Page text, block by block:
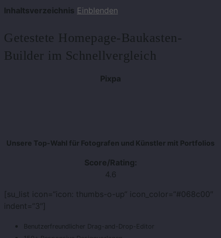
Inhaltsverzeichnis Einblenden
Getestete Homepage-Baukasten-
Builder im Schnellvergleich
Pixpa
Unsere Top-Wahl für Fotografen und Künstler mit Portfolios
Score/Rating:
4.6
[su_list icon=“icon: thumbs-o-up“ icon_color=“#068c00″
indent=“3″]
Benutzerfreundlicher Drag-and-Drop-Editor